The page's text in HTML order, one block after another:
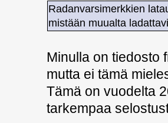
Radanvarsimerkkien
mistään muualta
Minulla on tiedosto
mutta ei tämä
Tämä on vuodelta
tarkempaa